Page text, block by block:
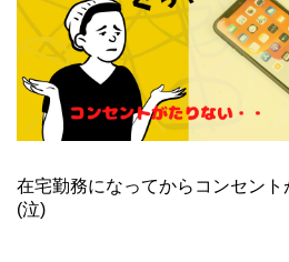
在宅勤務になってからコンセン
(泣)